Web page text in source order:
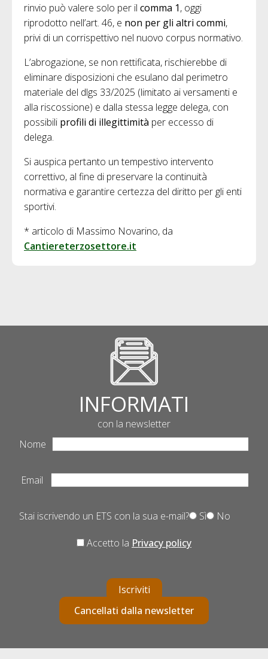
rinvio può valere solo per il comma 1, oggi
riprodotto nell’art. 46, e non per gli altri commi,
privi di un corrispettivo nel nuovo corpus normativo.
L’abrogazione, se non rettificata, rischierebbe di
eliminare disposizioni che esulano dal perimetro
materiale del dlgs 33/2025 (limitato ai versamenti e
alla riscossione) e dalla stessa legge delega, con
possibili profili di illegittimità per eccesso di
delega.
Si auspica pertanto un tempestivo intervento
correttivo, al fine di preservare la continuità
normativa e garantire certezza del diritto per gli enti
sportivi.
* articolo di Massimo Novarino, da
Cantiereterzosettore.it
INFORMATI
con la newsletter
Nome
Email
Stai iscrivendo un ETS con la sua e-mail? Sì No
Accetto la Privacy policy
Iscriviti
Cancellati dalla newsletter